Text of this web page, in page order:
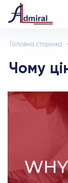
Головна сторінка
Чому